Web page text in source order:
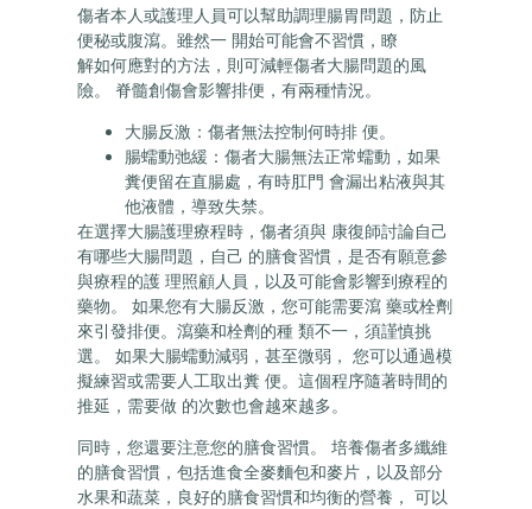
傷者本人或護理人員可以幫助調理腸胃問題，防止
便秘或腹瀉。雖然一 開始可能會不習慣，瞭
解如何應對的方法，則可減輕傷者大腸問題的風
險。 脊髓創傷會影響排便，有兩種情況。
大腸反激：傷者無法控制何時排 便。
腸蠕動弛緩：傷者大腸無法正常蠕動，如果
糞便留在直腸處，有時肛門 會漏出粘液與其
他液體，導致失禁。
在選擇大腸護理療程時，傷者須與 康復師討論自己
有哪些大腸問題，自己 的膳食習慣，是否有願意參
與療程的護 理照顧人員，以及可能會影響到療程的
藥物。 如果您有大腸反激，您可能需要瀉 藥或栓劑
來引發排便。瀉藥和栓劑的種 類不一，須謹慎挑
選。 如果大腸蠕動減弱，甚至微弱， 您可以通過模
擬練習或需要人工取出糞 便。這個程序隨著時間的
推延，需要做 的次數也會越來越多。
同時，您還要注意您的膳食習慣。 培養傷者多纖維
的膳食習慣，包括進食全麥麵包和麥片，以及部分
水果和蔬菜，良好的膳食習慣和均衡的營養， 可以